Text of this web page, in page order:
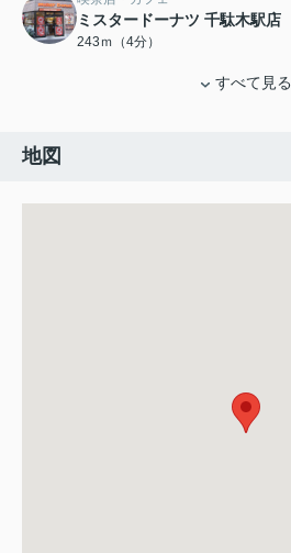
ミスタードーナツ 千駄木駅店
243ｍ（4分）
すべて見る
地図